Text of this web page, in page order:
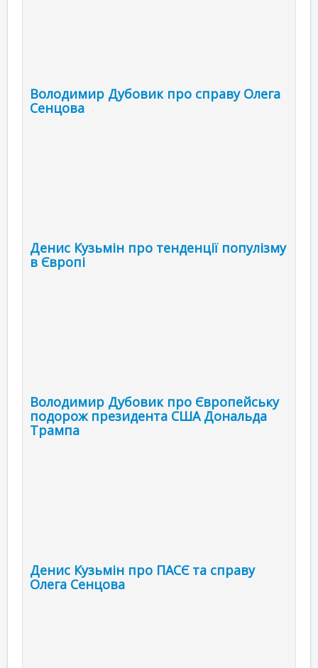
Володимир Дубовик про справу Олега
Сенцова
Денис Кузьмін про тенденції популізму
в Європі
Володимир Дубовик про Європейську
подорож президента США Дональда
Трампа
Денис Кузьмін про ПАСЄ та справу
Олега Сенцова